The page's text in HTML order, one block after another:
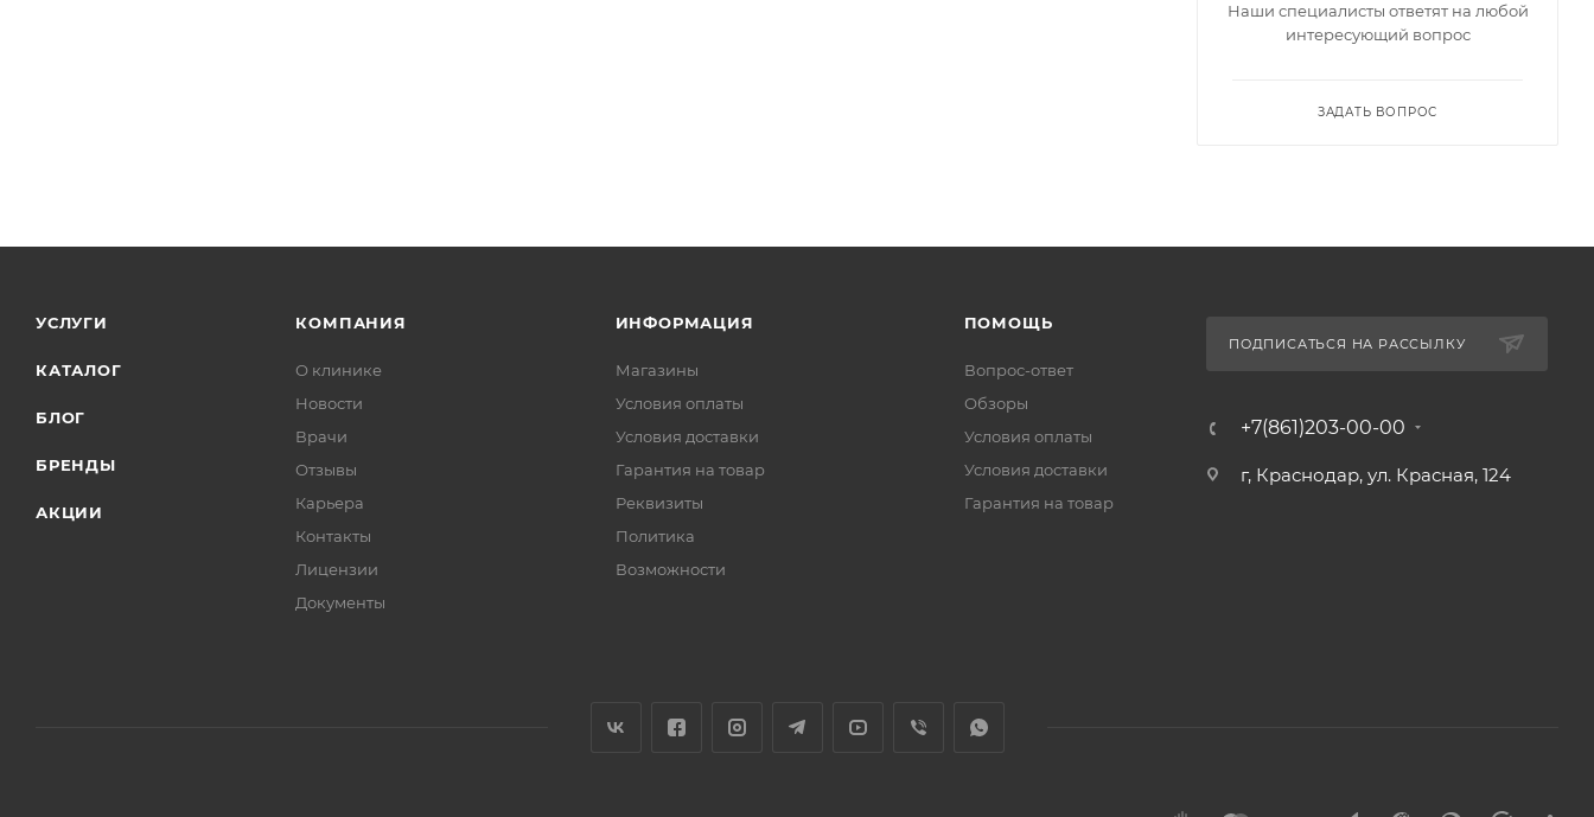
Наши специалисты ответят на любой
интересующий вопрос
ЗАДАТЬ ВОПРОС
УСЛУГИ
КАТАЛОГ
БЛОГ
БРЕНДЫ
АКЦИИ
КОМПАНИЯ
О клинике
Новости
Врачи
Отзывы
Карьера
Контакты
Лицензии
Документы
ИНФОРМАЦИЯ
Магазины
Условия оплаты
Условия доставки
Гарантия на товар
Реквизиты
Политика
Возможности
ПОМОЩЬ
Вопрос-ответ
Обзоры
Условия оплаты
Условия доставки
Гарантия на товар
ПОДПИСАТЬСЯ НА РАССЫЛКУ
+7(861)203-00-00
г, Краснодар, ул. Красная, 124